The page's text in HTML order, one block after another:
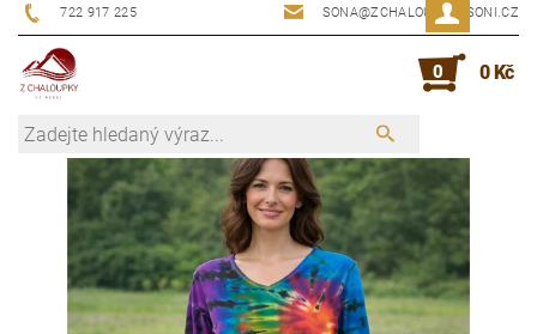
722 917 225 SONA@ZCHALOUPKYUSONI.CZ
0 0 Kč